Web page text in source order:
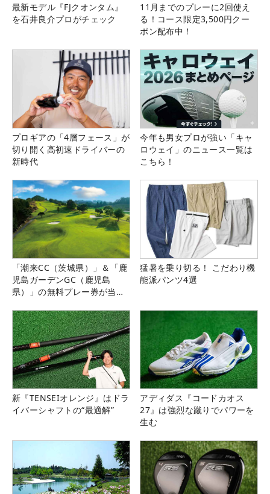
最新モデル『FJクオンタム』
を石井良介プロがチェック
11月までのプレーに2回使え
る！コース限定3,500円クー
ポン配布中！
プロギアの「4層フェース」が
切り開く高初速ドライバーの
新時代
今年も男女プロが強い「キャ
ロウェイ」のニュース一覧は
こちら！
「潮来CC（茨城県）」＆「鹿
児島ガーデンGC（鹿児島
県）」の無料プレー券が当た
猛暑を乗り切る！ こだわり機
能派パンツ4選
新『TENSEIオレンジ』はドラ
イバーシャフトの“最適解”
アディダス『コードカオス
27』は強烈な蹴りでパワーを
生む